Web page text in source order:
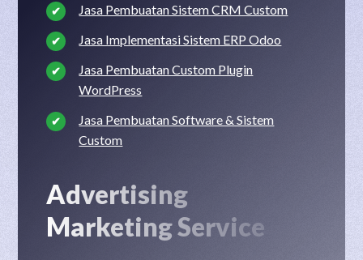
Jasa Pembuatan Sistem CRM Custom
Jasa Implementasi Sistem ERP Odoo
Jasa Pembuatan Custom Plugin
WordPress
Jasa Pembuatan Software & Sistem
Custom
Advertising
Marketing Service